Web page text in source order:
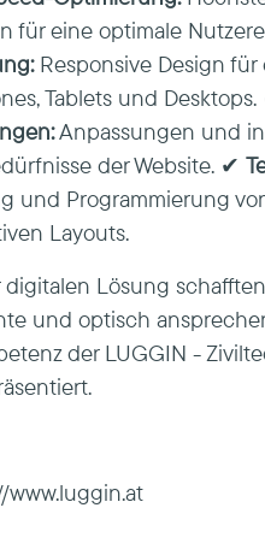
für eine optimale
Responsive Design
Tablets und
Anpassungen und
der Website. ✔
und Programmierung
Layouts.
digitalen Lösung
und optisch
der LUGGIN -
www.luggin.at